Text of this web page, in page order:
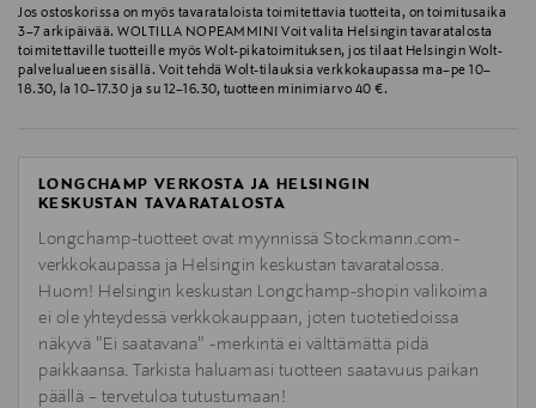
Jos ostoskorissa on myös tavarataloista toimitettavia tuotteita, on toimitusaika
3–7 arkipäivää. WOLTILLA NOPEAMMIN! Voit valita Helsingin tavaratalosta
toimitettaville tuotteille myös Wolt-pikatoimituksen, jos tilaat Helsingin Wolt-
palvelualueen sisällä. Voit tehdä Wolt-tilauksia verkkokaupassa ma–pe 10–
18.30, la 10–17.30 ja su 12–16.30, tuotteen minimiarvo 40 €.
LONGCHAMP VERKOSTA JA HELSINGIN
KESKUSTAN TAVARATALOSTA
Longchamp-tuotteet ovat myynnissä Stockmann.com-
verkkokaupassa ja Helsingin keskustan tavaratalossa.
Huom! Helsingin keskustan Longchamp-shopin valikoima
ei ole yhteydessä verkkokauppaan, joten tuotetiedoissa
näkyvä "Ei saatavana" -merkintä ei välttämättä pidä
paikkaansa. Tarkista haluamasi tuotteen saatavuus paikan
päällä – tervetuloa tutustumaan!